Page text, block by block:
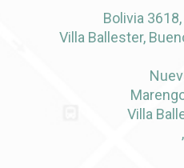
Bolivia
Villa Ballester,
Nueva
Marengo
Villa
,